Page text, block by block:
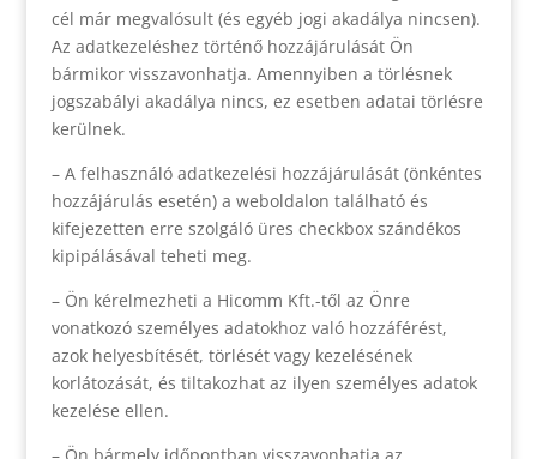
cél már megvalósult (és egyéb jogi akadálya nincsen).
Az adatkezeléshez történő hozzájárulását Ön
bármikor visszavonhatja. Amennyiben a törlésnek
jogszabályi akadálya nincs, ez esetben adatai törlésre
kerülnek.
– A felhasználó adatkezelési hozzájárulását (önkéntes
hozzájárulás esetén) a weboldalon található és
kifejezetten erre szolgáló üres checkbox szándékos
kipipálásával teheti meg.
– Ön kérelmezheti a Hicomm Kft.-től az Önre
vonatkozó személyes adatokhoz való hozzáférést,
azok helyesbítését, törlését vagy kezelésének
korlátozását, és tiltakozhat az ilyen személyes adatok
kezelése ellen.